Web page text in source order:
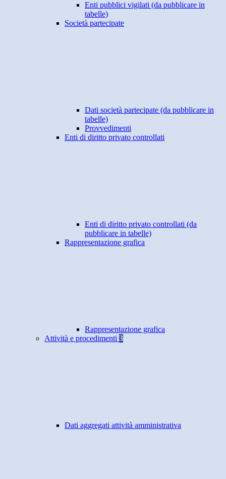
Enti pubblici vigilati (da pubblicare in
tabelle)
Società partecipate
Dati società partecipate (da pubblicare in
tabelle)
Provvedimenti
Enti di diritto privato controllati
Enti di diritto privato controllati (da
pubblicare in tabelle)
Rappresentazione grafica
Rappresentazione grafica
Attività e procedimenti 3
Dati aggregati attività amministrativa